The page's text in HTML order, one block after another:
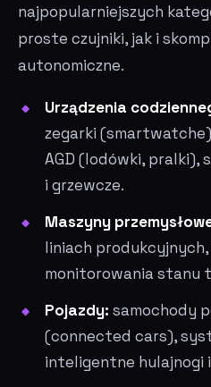
najpopularniejszych
proste czujniki, jak i
autonomiczne.
Urządzenia
zegarki
AGD (lodówki, pralki),
i grzewcze.
Maszyny
liniach
monitorowania stanu
Pojazdy: samochody
(connected cars),
inteligentne hulajnogi